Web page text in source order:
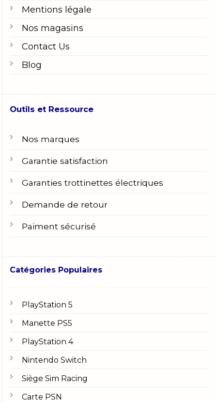
Mentions légale
Nos magasins
Contact Us
Blog
Outils et Ressource
Nos marques
Garantie satisfaction
Garanties trottinettes électriques
Demande de retour
Paiment sécurisé
Catégories Populaires
PlayStation 5
Manette PS5
PlayStation 4
Nintendo Switch
Siège Sim Racing
Carte PSN